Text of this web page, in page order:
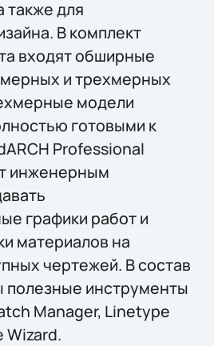
также для
В комплект
входят обширные
и трехмерных
модели
готовыми к
Professional
инженерным
графики работ и
материалов на
чертежей. В состав
полезные инструменты
Manager, Linetype
Wizard.